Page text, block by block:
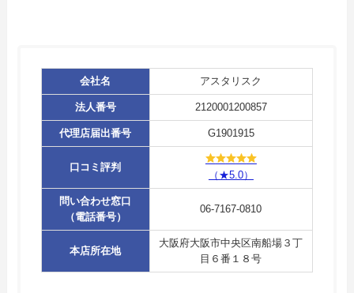
会社名 アスタリスク
法人番号 2120001200857
代理店届出番号 G1901915
口コミ評判
（★5.0）
問い合わせ窓口
（電話番号）
06-7167-0810
本店所在地
大阪府大阪市中央区南船場３丁
目６番１８号